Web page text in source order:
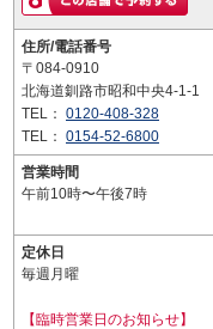
住所/電話番号
〒084-0910
北海道釧路市昭和中央4-1-1
TEL： 0120-408-328
TEL： 0154-52-6800
営業時間
午前10時〜午後7時
定休日
毎週月曜
【臨時営業日のお知らせ】